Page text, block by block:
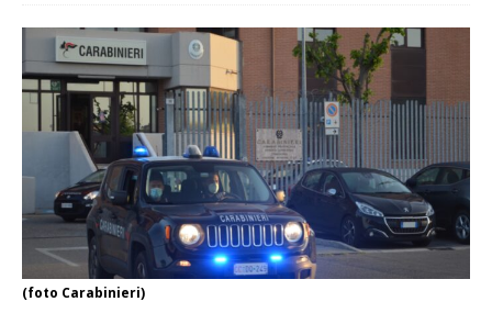
(foto Carabinieri)